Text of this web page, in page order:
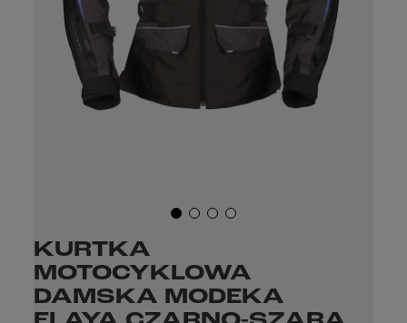
KURTKA
MOTOCYKLOWA
DAMSKA MODEKA